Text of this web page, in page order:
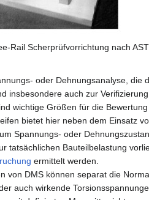
Rail Scherprüfvorrichtung nach
oder Dehnungsanalyse, die
insbesondere auch zur
wichtige Größen für die
bietet hier neben dem Einsatz
Spannungs- oder
tatsächlichen Bauteilbelastung
ermittelt werden.
von DMS können separat die
auch wirkende